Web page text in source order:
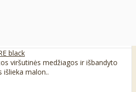
black
viršutinės medžiagos ir išbandyto
išlieka malon..